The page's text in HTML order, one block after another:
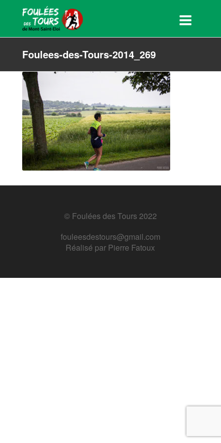
Foulees-des-Tours-2014_269
© Foulées des Tours 2022
fouleesdestours@gmail.com
Réalisé par Pierre Fatoux